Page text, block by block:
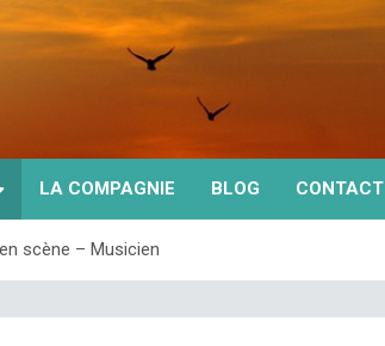
LA COMPAGNIE BLOG CONTACT
scène – Musicien